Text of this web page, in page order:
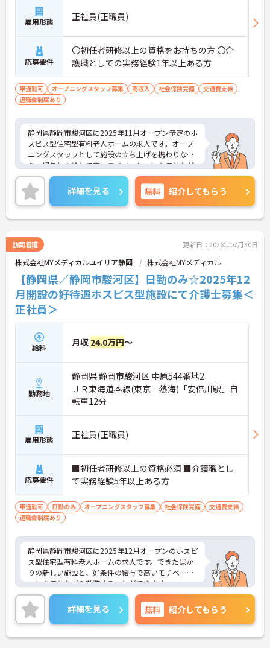
雇用形態 正社員(正職員)
応募要件
〇初任者研修以上の資格をお持ちの方 〇介
護職としての実務経験1年以上ある方
車通勤可 オープニングスタッフ募集 高収入 社会保険完備
交通費支給
退職金制度あり
静岡県静岡市駿河区に2025年11月オープン予定のホ
スピス型住宅型有料老人ホームの求人です。オープ
ニングスタッフとして施設の立ち上げを携わりなが
ら、好条件の給与で高いモチベーションを保ちなが
ら勤務することができます。
終末期の患者様やご家族に寄り添い「その人らしい
最期を支える」という看護師としての本質的な役割
を実感できる場です。医療的ケアだけでなく、精神
的・社会的なサポートも重視されるため、患者さん
りがいになります。
ご興味をお持ちの方はお気軽にお問い合わせくださ
い！
詳細を見る 無料 紹介してもらう
訪問看護 更新日：2026年07月30日
株式会社MYメディカルユイリア静岡 株式会社MYメディカル
【静岡県／静岡市駿河区】日勤のみ☆2025年12
月開設の好待遇ホスピス型施設にて介護士募集＜
正社員＞
給料 月収 24.0万円～
勤務地
静岡県 静岡市駿河区 中原544番地2
ＪＲ東海道本線(東京－熱海)「安倍川駅」自
転車12分
雇用形態 正社員(正職員)
応募要件
■初任者研修以上の資格必須 ■介護職とし
て実務経験5年以上ある方
車通勤可 日勤のみ オープニングスタッフ募集 社会保険完備
交通費支給
退職金制度あり
静岡県静岡市駿河区に2025年12月オープンのホスピ
ス型住宅型有料老人ホームの求人です。できたばか
りの新しい施設と、好条件の給与で高いモチベーシ
ョンを保ちながら勤務することができます。
終末期の患者様やご家族に寄り添い「その人らしい
最期を支える」という看護師としての本質的な役割
を実感できる場です。医療的ケアだけでなく、精神
的・社会的なサポートも重視されるため、患者さん
やご家族と深く関わり、信頼関係を築けることがや
詳細を見る 無料 紹介してもらう